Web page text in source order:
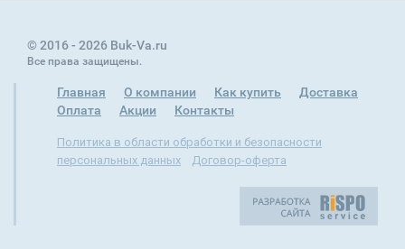
© 2016 - 2026 Buk-Va.ru
Все права защищены.
Главная О компании Как купить
Доставка
Оплата
Акции Контакты
Политика в области обработки и безопасности
персональных данных
Договор-оферта